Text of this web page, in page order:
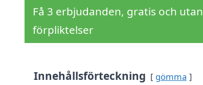
Få 3 erbjudanden, gratis och utan
förpliktelser
Innehållsförteckning gömma